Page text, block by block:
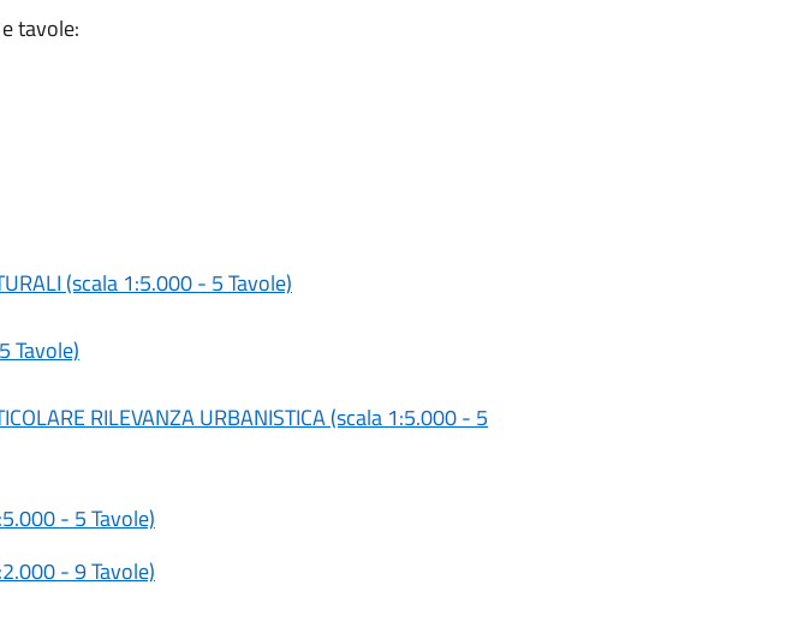
tavole:
(scala 1:5.000 - 5 Tavole)
Tavole)
RILEVANZA URBANISTICA (scala 1:5.000 - 5
- 5 Tavole)
- 9 Tavole)